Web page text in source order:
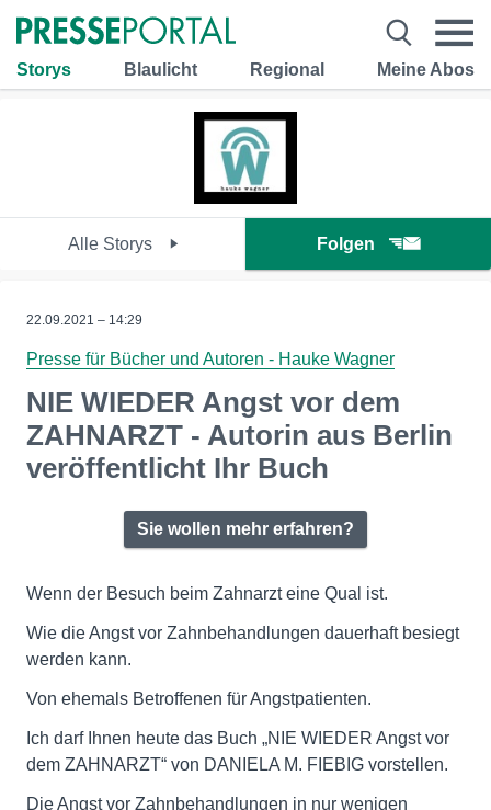
Storys Blaulicht Regional Meine Abos
Alle Storys Folgen
22.09.2021 – 14:29
Presse für Bücher und Autoren - Hauke Wagner
NIE WIEDER Angst vor dem
ZAHNARZT - Autorin aus Berlin
veröffentlicht Ihr Buch
Sie wollen mehr erfahren?
Wenn der Besuch beim Zahnarzt eine Qual ist.
Wie die Angst vor Zahnbehandlungen dauerhaft besiegt
werden kann.
Von ehemals Betroffenen für Angstpatienten.
Ich darf Ihnen heute das Buch „NIE WIEDER Angst vor
dem ZAHNARZT“ von DANIELA M. FIEBIG vorstellen.
Die Angst vor Zahnbehandlungen in nur wenigen